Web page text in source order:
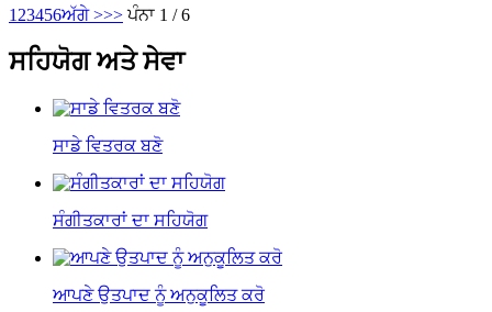
1 23456ਅੱਗੇ >>> ਪੰਨਾ 1 / 6
ਸਹਿਯੋਗ ਅਤੇ ਸੇਵਾ
ਸਾਡੇ ਵਿਤਰਕ ਬਣੋ
ਸੰਗੀਤਕਾਰਾਂ ਦਾ ਸਹਿਯੋਗ
ਆਪਣੇ ਉਤਪਾਦ ਨੂੰ ਅਨੁਕੂਲਿਤ ਕਰੋ